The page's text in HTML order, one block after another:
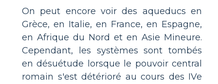
On peut encore voir des aqueducs en
Grèce, en Italie, en France, en Espagne,
en Afrique du Nord et en Asie Mineure.
Cependant, les systèmes sont tombés
en désuétude lorsque le pouvoir central
romain s'est détérioré au cours des IVe